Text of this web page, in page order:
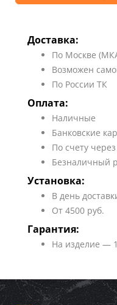
Доставка:
По Москве
Возможен
По России ТК
Оплата:
Наличные
Банковские
По счету
Безналичный
Установка:
В день
От 4500 руб.
Гарантия:
На изделие —